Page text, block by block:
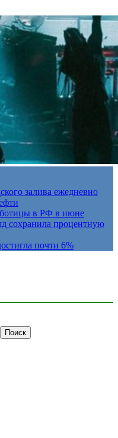
залива ежедневно
в РФ в июне
сохранила процентную
почти 6%